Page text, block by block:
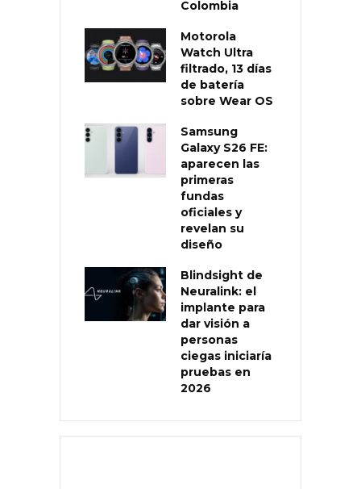
Colombia
Motorola
Watch Ultra
filtrado, 13 días
de batería
sobre Wear OS
Samsung
Galaxy S26 FE:
aparecen las
primeras
fundas
oficiales y
revelan su
diseño
Blindsight de
Neuralink: el
implante para
dar visión a
personas
ciegas iniciaría
pruebas en
2026